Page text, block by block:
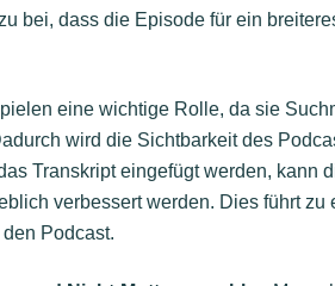
bei, dass die Episode für ein
eine wichtige Rolle, da sie
wird die Sichtbarkeit des
Transkript eingefügt werden, kann
verbessert werden. Dies führt
Podcast.